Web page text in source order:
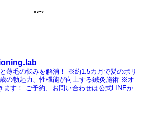
薄毛の悩みを解消！
※約1.5カ月で髪のボリ
の勃起力、性機能が向上する鍼灸施術 ※オ
ます！
ご予約、お問い合わせは公式LINEか